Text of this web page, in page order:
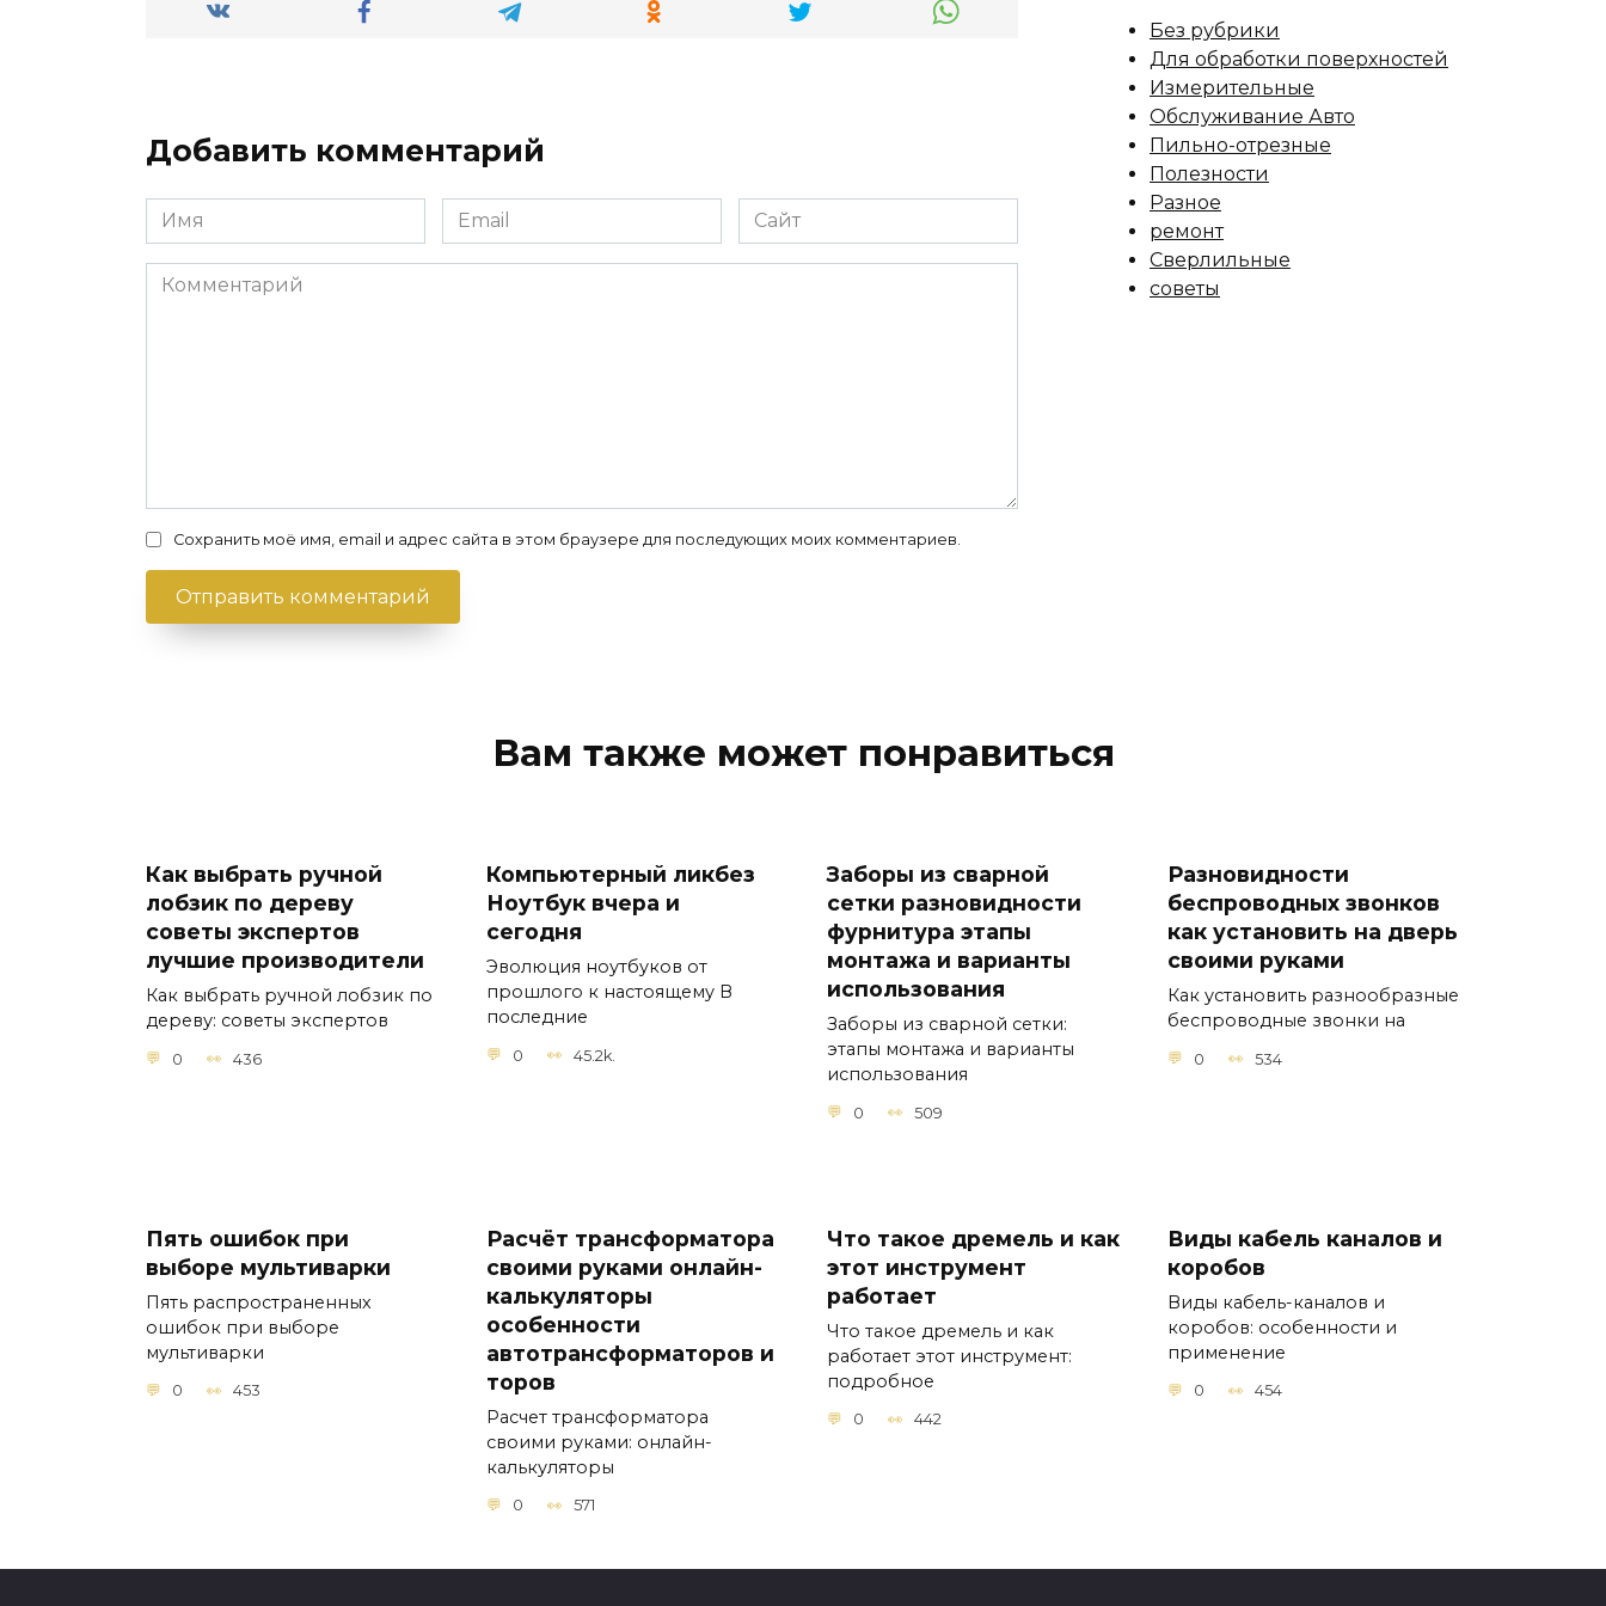
Добавить комментарий
Имя
*
Email
*
Сайт
Комментарий
Сохранить моё имя, email и адрес сайта в этом браузере для последующих моих комментариев.
Без рубрики
Для обработки поверхностей
Измерительные
Обслуживание Авто
Пильно-отрезные
Полезности
Разное
ремонт
Сверлильные
советы
Вам также может понравиться
Как выбрать ручной
лобзик по дереву
советы экспертов
лучшие производители
Как выбрать ручной лобзик по
дереву: советы экспертов
0 436
Компьютерный ликбез
Ноутбук вчера и
сегодня
Эволюция ноутбуков от
прошлого к настоящему В
последние
0 45.2k.
Заборы из сварной
сетки разновидности
фурнитура этапы
монтажа и варианты
использования
Заборы из сварной сетки:
этапы монтажа и варианты
использования
0 509
Разновидности
беспроводных звонков
как установить на дверь
своими руками
Как установить разнообразные
беспроводные звонки на
0 534
Пять ошибок при
выборе мультиварки
Пять распространенных
ошибок при выборе
мультиварки
0 453
Расчёт трансформатора
своими руками онлайн-
калькуляторы
особенности
автотрансформаторов и
торов
Расчет трансформатора
своими руками: онлайн-
калькуляторы
0 571
Что такое дремель и как
этот инструмент
работает
Что такое дремель и как
работает этот инструмент:
подробное
0 442
Виды кабель каналов и
коробов
Виды кабель-каналов и
коробов: особенности и
применение
0 454